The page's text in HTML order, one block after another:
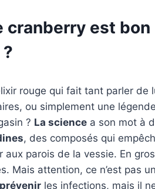
cranberry est bon
rouge qui fait tant parler de
ou simplement une
? La science a son mot à
, des composés qui
aux parois de la vessie. En
Mais attention, ce n’est pas
prévenir les infections, mais il